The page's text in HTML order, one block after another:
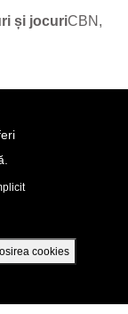
și jocuriCBN,
cookies